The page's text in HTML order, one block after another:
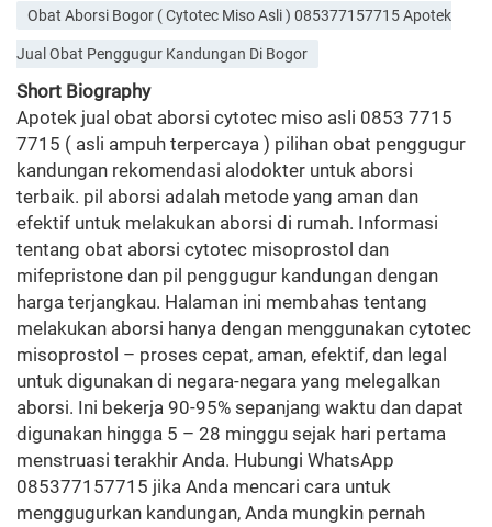
Obat Aborsi Bogor ( Cytotec Miso Asli ) 085377157715 Apotek
Jual Obat Penggugur Kandungan Di Bogor
Short Biography
Apotek jual obat aborsi cytotec miso asli 0853 7715
7715 ( asli ampuh terpercaya ) pilihan obat penggugur
kandungan rekomendasi alodokter untuk aborsi
terbaik. pil aborsi adalah metode yang aman dan
efektif untuk melakukan aborsi di rumah. Informasi
tentang obat aborsi cytotec misoprostol dan
mifepristone dan pil penggugur kandungan dengan
harga terjangkau. Halaman ini membahas tentang
melakukan aborsi hanya dengan menggunakan cytotec
misoprostol – proses cepat, aman, efektif, dan legal
untuk digunakan di negara-negara yang melegalkan
aborsi. Ini bekerja 90-95% sepanjang waktu dan dapat
digunakan hingga 5 – 28 minggu sejak hari pertama
menstruasi terakhir Anda. Hubungi WhatsApp
085377157715 jika Anda mencari cara untuk
menggugurkan kandungan, Anda mungkin pernah